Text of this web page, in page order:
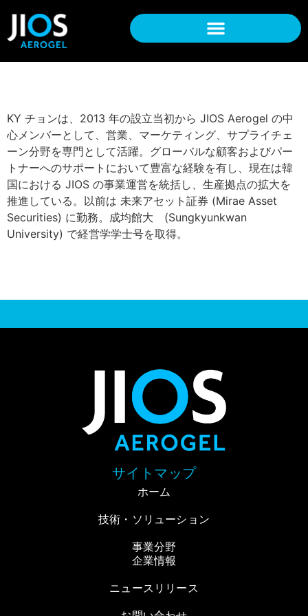
KY チョンは、2013 年の設立当初から JIOS Aerogel の中
心メンバーとして、営業、マーケティング、サプライチェ
ーン分野を専門として活躍。グローバルな顧客およびパー
トナーへのサポートにおいて豊富な経験を有し、現在は韓
国における JIOS の事業運営を統括し、生産拠点の拡大を
推進している。以前は 未来アセット証券 (Mirae Asset
Securities) に勤務。成均館大 (Sungkyunkwan
University) で経営学学士号を取得。
サイトマップ
ホーム
技術・ソリューション
事業分野
企業情報
ニュースリリース